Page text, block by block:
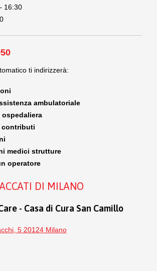
16:30
ti indirizzerà:
ambulatoriale
contributi
medici strutture
operatore
DI MILANO
- Casa di Cura San Camillo
5 20124 Milano